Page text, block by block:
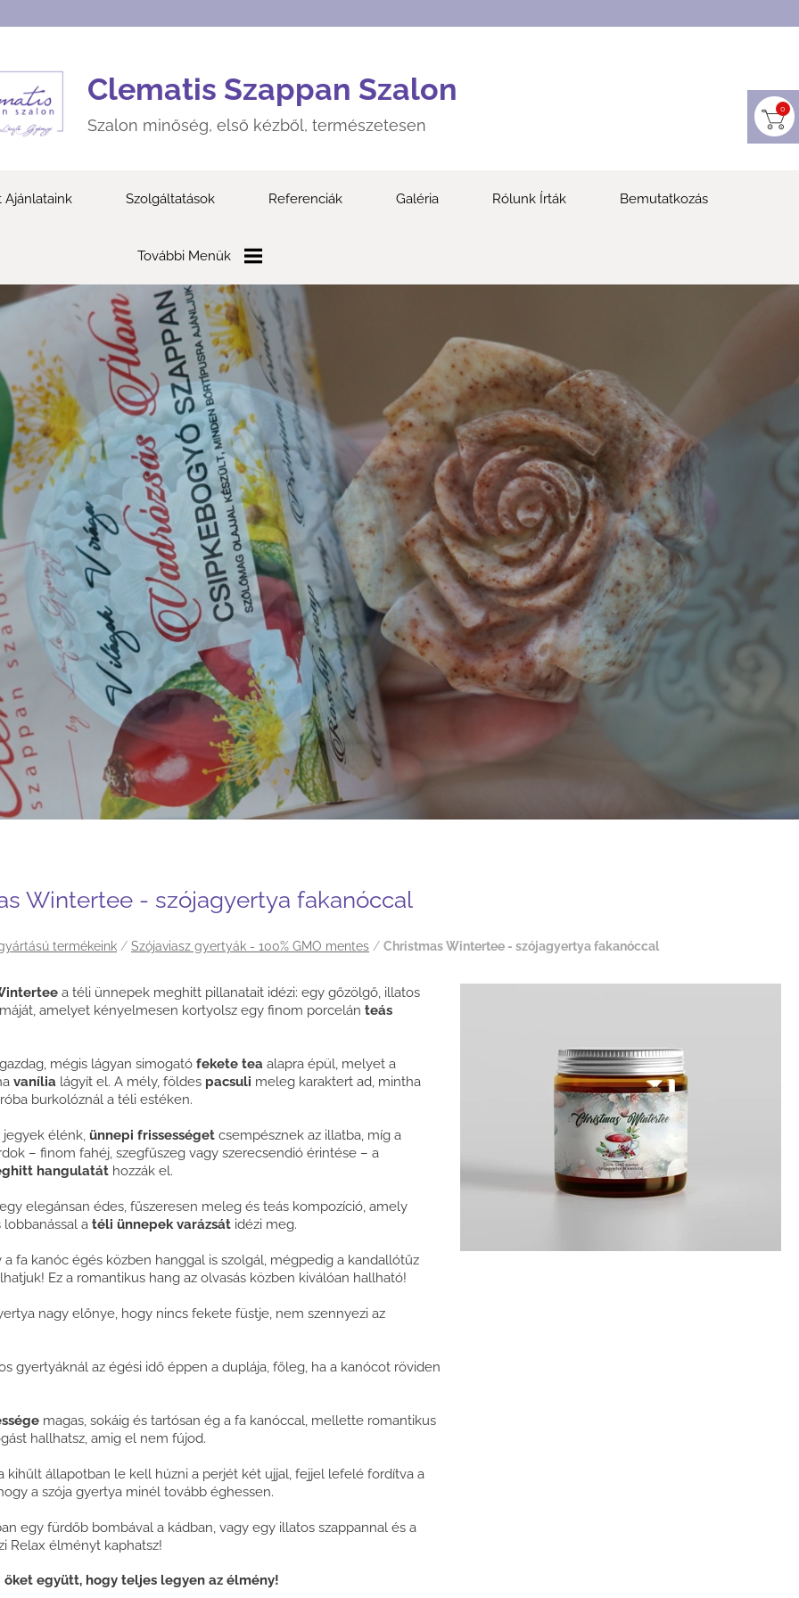
0
Clematis Szappan Szalon
Szalon minőség, első kézből, természetesen
Ajánlataink Szolgáltatások Referenciák Galéria Rólunk Írták Bemutatkozás
További Menük
Blog
Elérhetőségek
Videók
Wintertee - szójagyertya fakanóccal
termékeink / Szójaviasz gyertyák - 100% GMO mentes / Christmas Wintertee - szójagyertya fakanóccal
a téli ünnepek meghitt pillanatait idézi: egy gőzölgő, illatos
amelyet kényelmesen kortyolsz egy finom porcelán teás
mégis lágyan simogató fekete tea alapra épül, melyet a
vanília lágyít el. A mély, földes pacsuli meleg karaktert ad, mintha
burkolóznál a téli estéken.
élénk, ünnepi frissességet csempésznek az illatba, míg a
– finom fahéj, szegfűszeg vagy szerecsendió érintése – a
hangulatát hozzák el.
elegánsan édes, fűszeresen meleg és teás kompozíció, amely
a téli ünnepek varázsát idézi meg.
a fa kanóc égés közben hanggal is szolgál, mégpedig a kandallótűz
Ez a romantikus hang az olvasás közben kiválóan hallható!
nagy előnye, hogy nincs fekete füstje, nem szennyezi az
gyertyáknál az égési idő éppen a duplája, főleg, ha a kanócot röviden
magas, sokáig és tartósan ég a fa kanóccal, mellette romantikus
hallhatsz, amig el nem fújod.
kihűlt állapotban le kell húzni a perjét két ujjal, fejjel lefelé fordítva a
a szója gyertya minél tovább éghessen.
egy fürdőb bombával a kádban, vagy egy illatos szappannal és a
Relax élményt kaphatsz!
őket együtt, hogy teljes legyen az élmény!